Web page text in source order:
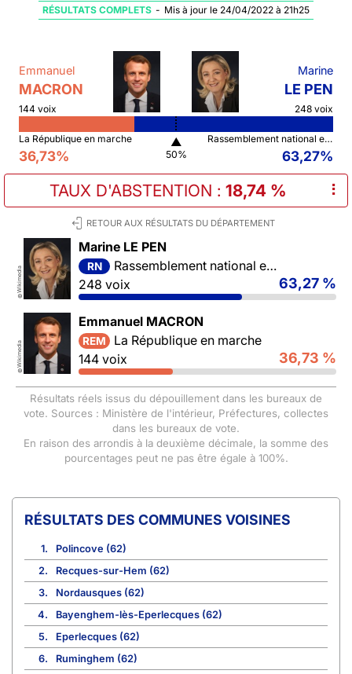
RÉSULTATS COMPLETS - Mis à jour le 24/04/2022 à 21h25
Emmanuel
MACRON
144 voix
Marine
LE PEN
248 voix
La République en marche
36,73%
▲
50%
Rassemblement national et ses alliés
63,27%
TAUX D'ABSTENTION : 18,74 % ⠇
RETOUR AUX RÉSULTATS DU DÉPARTEMENT
©
Wikimedia
Marine LE PEN
RN
Rassemblement national et ses alliés
248 voix
63,27 %
©
Wikimedia
Emmanuel MACRON
REM
La République en marche
144 voix
36,73 %
Résultats réels issus du dépouillement dans les bureaux de
vote. Sources : Ministère de l'intérieur, Préfectures, collectes
dans les bureaux de vote.
En raison des arrondis à la deuxième décimale, la somme des
pourcentages peut ne pas être égale à 100%.
COMMUNES VOISINES
1.
Polincove (62)
2.
Recques-sur-Hem (62)
3.
Nordausques (62)
4.
Bayenghem-lès-Eperlecques (62)
5.
Eperlecques (62)
6.
Ruminghem (62)